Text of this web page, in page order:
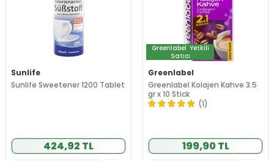
Sunlife
Sunlife Sweetener 1200 Tablet
424,92 TL
Greenlabel Yetkili
Satıcı
Greenlabel
Greenlabel Kolajen Kahve 3.5
gr x 10 Stick
(1)
199,90 TL